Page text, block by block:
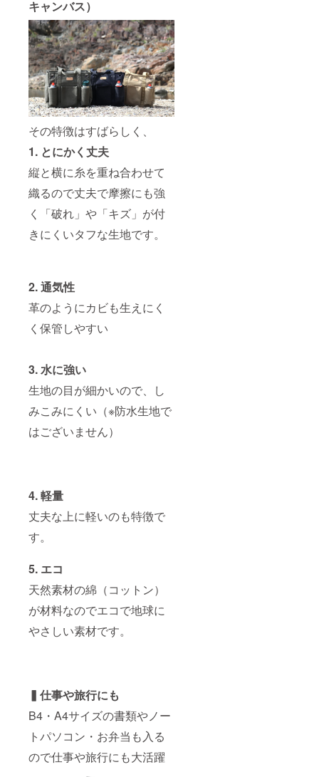
キャンバス）
その特徴はすばらしく、
1. とにかく丈夫
縦と横に糸を重ね合わせて
織るので丈夫で摩擦にも強
く「破れ」や「キズ」が付
きにくいタフな生地です。
2. 通気性
革のようにカビも生えにく
く保管しやすい
3. 水に強い
生地の目が細かいので、し
みこみにくい（※防水生地で
はございません）
4. 軽量
丈夫な上に軽いのも特徴で
す。
5. エコ
天然素材の綿（コットン）
が材料なのでエコで地球に
やさしい素材です。
▍仕事や旅行にも
B4・A4サイズの書類やノー
トパソコン・お弁当も入る
ので仕事や旅行にも大活躍